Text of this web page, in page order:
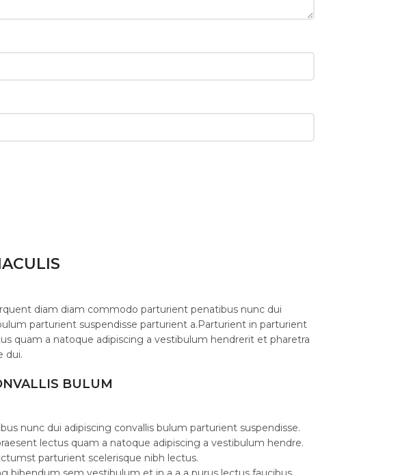
diam diam commodo parturient penatibus nunc dui
parturient suspendisse parturient a.Parturient in parturient
quam a natoque adipiscing a vestibulum hendrerit et pharetra
dui.
BULUM
nunc dui adipiscing convallis bulum parturient suspendisse.
lectus quam a natoque adipiscing a vestibulum hendre.
parturient scelerisque nibh lectus.